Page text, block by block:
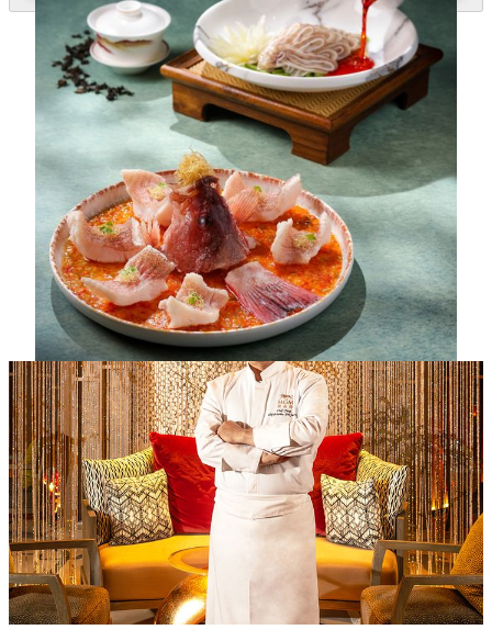
特別推介
夏日蓮香
「蜀道」行政副總廚楊登全以當季養生食材仔薑與海陸
珍味入饌，以精湛手藝呈獻多款健脾祛濕的限定夏日菜
品。「仔薑紅油燈影耳片」的黑毛豬耳片薄如燈影，以
鮮嫩仔薑入饌，佐以秘製醬汁，麻辣開胃；「自貢仔薑
跳水東星斑」清蒸鮮活東星斑鎖鮮，再融合仔薑油、泡
豇豆、泡椒等炒製的醬汁，鮮辣層次分明，盡顯夏日川
味的精髓所在。
菜單
美獅美高梅行政副總廚
楊登全
行政副總廚楊登全是老成都官府菜第二代傳人，他自餐廳創立
以來一手開創了蜀道的烹飪理念與絕佳口碑。憑逾四十年川菜
造詣，他以超卓刀功，絕妙調味和對火候的純熟把控，展示四
川菜最精準的一面，將最正宗及細膩的味道帶到澳門。